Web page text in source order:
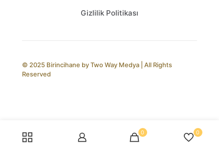
Gizlilik Politikası
© 2025 Birincihane byTwo Way Medya | All Rights
Reserved
0 0